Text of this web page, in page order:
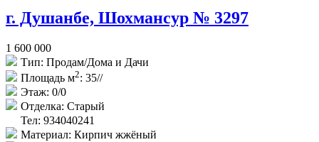
г. Душанбе, Шохмансур № 3297
1 600 000
Тип: Продам/Дома и Дачи
Площадь м2: 35//
Этаж: 0/0
Отделка: Старый
Тел: 934040241
Материал: Кирпич жжёный